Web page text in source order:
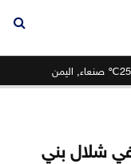
25℃ صنعاء, اليمن
شلال بني